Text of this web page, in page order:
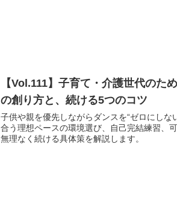
【Vol.111】子育て・介護世代のた
の創り方と、続ける5つのコツ
子供や親を優先しながらダンスを“ゼロにしな
合う理想ペースの環境選び、自己完結練習、
無理なく続ける具体策を解説します。